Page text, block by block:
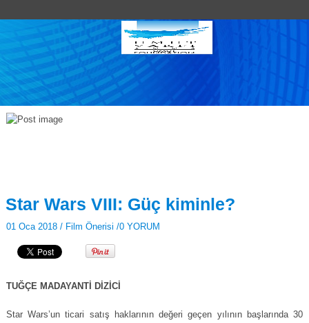
Star Wars VIII: Güç kiminle?
01 Oca 2018 / Film Önerisi /0 YORUM
TUĞÇE MADAYANTİ DİZİCİ
Star Wars’un ticari satış haklarının değeri geçen yılının başlarında 30